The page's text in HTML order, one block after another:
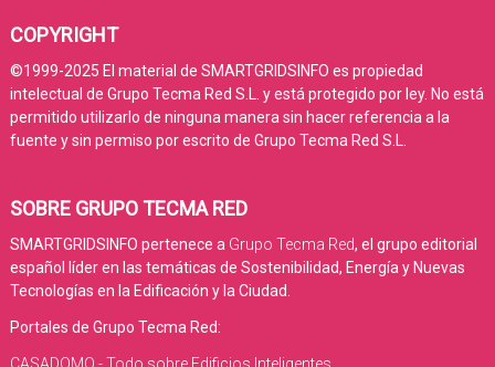
COPYRIGHT
©1999-2025 El material de SMARTGRIDSINFO es propiedad
intelectual de Grupo Tecma Red S.L. y está protegido por ley. No está
permitido utilizarlo de ninguna manera sin hacer referencia a la
fuente y sin permiso por escrito de Grupo Tecma Red S.L.
SOBRE GRUPO TECMA RED
SMARTGRIDSINFO pertenece a Grupo Tecma Red, el grupo editorial
español líder en las temáticas de Sostenibilidad, Energía y Nuevas
Tecnologías en la Edificación y la Ciudad.
Portales de Grupo Tecma Red:
CASADOMO - Todo sobre Edificios Inteligentes